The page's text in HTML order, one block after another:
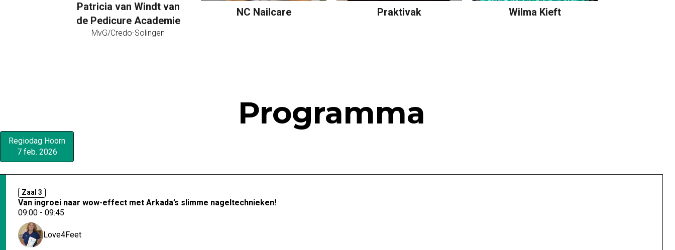
Patricia van Windt van
de Pedicure Academie
MvG/Credo-Solingen
NC Nailcare Praktivak Wilma Kieft
Programma
Regiodag Hoorn
7 feb. 2026
Zaal 3
Van ingroei naar wow-effect met Arkada’s slimme nageltechnieken!
09:00 - 09:45
Love4Feet